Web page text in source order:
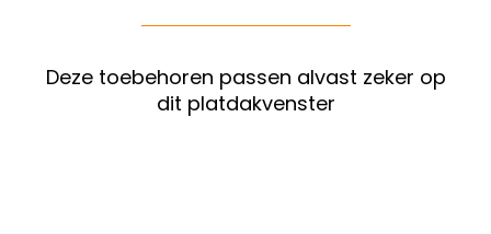
Deze toebehoren passen alvast zeker op
dit platdakvenster